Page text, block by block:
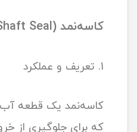
کاسه‌نمد (Oil Seal / Shaft Seal)
1. تعریف و عملکرد
کاسه‌نمد یک قطعه
که برای جلوگیری از